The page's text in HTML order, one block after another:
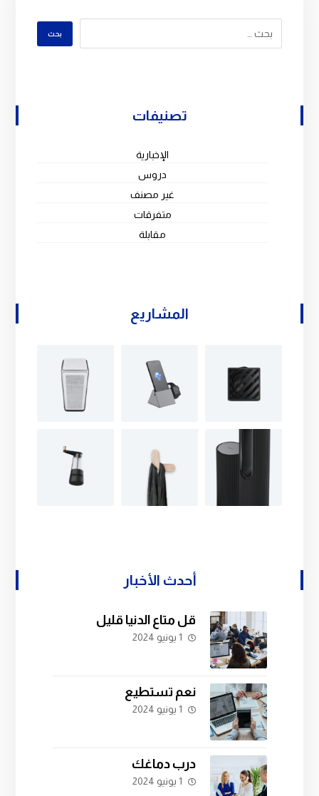
تصنيفات
الإخبارية
دروس
غير مصنف
متفرقات
مقابلة
المشاريع
أحدث الأخبار
قل متاع الدنيا قليل
1 يونيو 2024
نعم تستطيع
1 يونيو 2024
درب دماغك
1 يونيو 2024